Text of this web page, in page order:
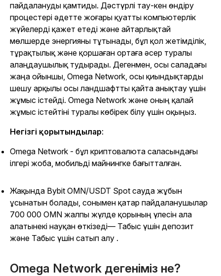
пайдалануды қамтиды. Дәстүрлі тау-кен өндіру
процестері әдетте жоғары қуатты компьютерлік
жүйелерді қажет етеді және айтарлықтай
мөлшерде энергияны тұтынады, бұл қол жетімділік,
тұрақтылық және қоршаған ортаға әсер туралы
алаңдаушылық тудырады. Дегенмен, осы саладағы
жаңа ойыншы, Omega Network, осы қиындықтарды
шешу арқылы осы ландшафтты қайта анықтау үшін
жұмыс істейді. Omega Network және оның қалай
жұмыс істейтіні туралы көбірек білу үшін оқыңыз.
Негізгі қорытындылар:
Omega Network - бұл криптовалюта саласындағы
ілгері жоба, мобильді майнингке бағытталған.
Жақында Bybit OMN/USDT Spot сауда жұбын
ұсынатын болады, сонымен қатар пайдаланушылар
700 000 OMN жалпы жүлде қорының үлесін ала
алатынекі науқан өткізеді— Табыс үшін депозит
және Табыс үшін сатып алу .
Omega Network дегеніміз не?